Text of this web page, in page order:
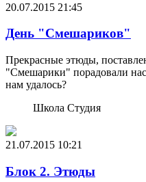
20.07.2015 21:45
День "Смешариков"
Прекрасные этюды,
"Смешарики" порадовали
нам удалось?
Школа Студия
21.07.2015 10:21
Блок 2. Этюды